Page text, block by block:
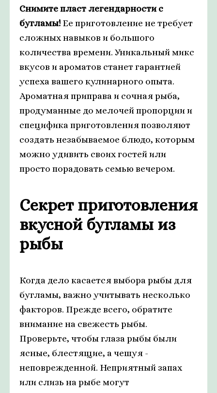
Снимите пласт легендарности с
бугламы! Ее приготовление не требует
сложных навыков и большого
количества времени. Уникальный микс
вкусов и ароматов станет гарантией
успеха вашего кулинарного опыта.
Ароматная приправа и сочная рыба,
продуманные до мелочей пропорции и
специфика приготовления позволяют
создать незабываемое блюдо, которым
можно удивить своих гостей или
просто порадовать семью вечером.
Секрет приготовления
вкусной бугламы из
рыбы
Когда дело касается выбора рыбы для
бугламы, важно учитывать несколько
факторов. Прежде всего, обратите
внимание на свежесть рыбы.
Проверьте, чтобы глаза рыбы были
ясные, блестящие, а чешуя -
неповрежденной. Неприятный запах
или слизь на рыбе могут